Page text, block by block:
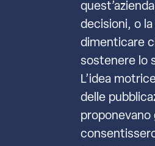
decisioni, o
dimenticare
sostenere lo
L’idea
delle